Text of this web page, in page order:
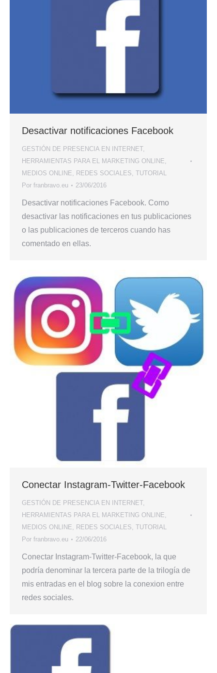
Desactivar notificaciones Facebook
GESTIÓN DE PRESENCIA EN INTERNET,
HERRAMIENTAS PARA EL MARKETING ONLINE,
MEDIOS ONLINE, REDES SOCIALES, TUTORIAL
Por franbravo.eu 23/06/2016
Desactivar notificaciones Facebook. Como
desactivar las notificaciones en tus publicaciones
o las publicaciones de terceros cuando has
comentado en ellas.
Conectar Instagram-Twitter-Facebook
GESTIÓN DE PRESENCIA EN INTERNET,
HERRAMIENTAS PARA EL MARKETING ONLINE,
MEDIOS ONLINE, REDES SOCIALES, TUTORIAL
Por franbravo.eu 22/06/2016
Conectar Instagram-Twitter-Facebook, la que
podría denominar la tercera parte de la trilogía de
mis entradas en el blog sobre la conexion entre
redes sociales.